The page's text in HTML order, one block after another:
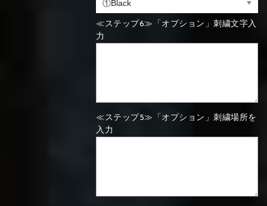
⑭Caramel ⑮Wine red
⑭Pink
⑭Pink ⑮Rose pink
≪ステップ6≫「オプション」刺繍文字入
力
≪ステップ5≫「オプション」刺繍場所を
入力